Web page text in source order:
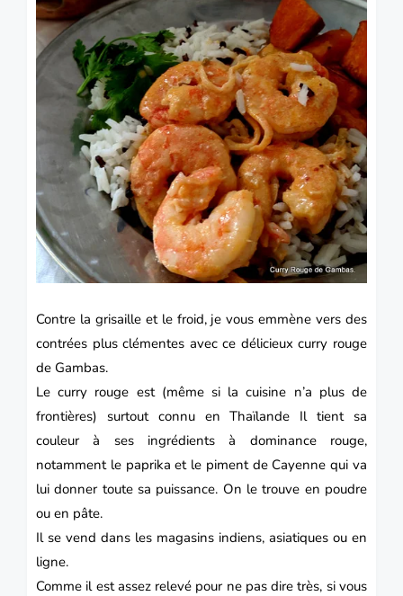
Contre la grisaille et le froid, je vous emmène vers des
contrées plus clémentes avec ce délicieux curry rouge
de Gambas.
Le curry rouge est (même si la cuisine n’a plus de
frontières) surtout connu en Thaïlande Il tient sa
couleur à ses ingrédients à dominance rouge,
notamment le paprika et le piment de Cayenne qui va
lui donner toute sa puissance. On le trouve en poudre
ou en pâte.
Il se vend dans les magasins indiens, asiatiques ou en
ligne.
Comme il est assez relevé pour ne pas dire très, si vous